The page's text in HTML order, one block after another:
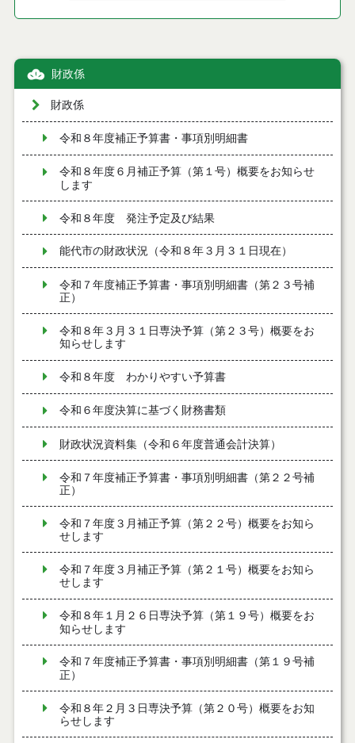
財政係
財政係
令和８年度補正予算書・事項別明細書
令和８年度６月補正予算（第１号）概要をお知らせ
します
令和８年度 発注予定及び結果
能代市の財政状況（令和８年３月３１日現在）
令和７年度補正予算書・事項別明細書（第２３号補
正）
令和８年３月３１日専決予算（第２３号）概要をお
知らせします
令和８年度 わかりやすい予算書
令和６年度決算に基づく財務書類
財政状況資料集（令和６年度普通会計決算）
令和７年度補正予算書・事項別明細書（第２２号補
正）
令和７年度３月補正予算（第２２号）概要をお知ら
せします
令和７年度３月補正予算（第２１号）概要をお知ら
せします
令和８年１月２６日専決予算（第１９号）概要をお
知らせします
令和７年度補正予算書・事項別明細書（第１９号補
正）
令和８年２月３日専決予算（第２０号）概要をお知
らせします